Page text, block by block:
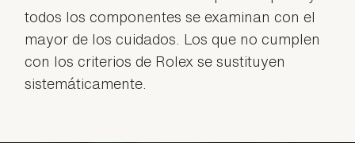
todos los componentes se examinan con el
mayor de los cuidados. Los que no cumplen
con los criterios de Rolex se sustituyen
sistemáticamente.